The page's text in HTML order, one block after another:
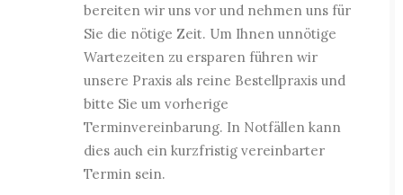
bereiten wir uns vor und nehmen uns für
Sie die nötige Zeit. Um Ihnen unnötige
Wartezeiten zu ersparen führen wir
unsere Praxis als reine Bestellpraxis und
bitte Sie um vorherige
Terminvereinbarung. In Notfällen kann
dies auch ein kurzfristig vereinbarter
Termin sein.